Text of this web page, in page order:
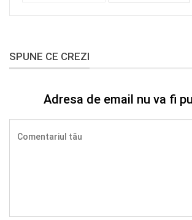
SPUNE CE CREZI
Adresa de email nu va fi